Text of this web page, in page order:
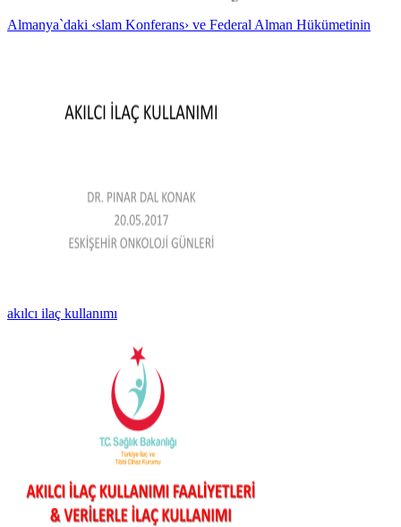
Almanya`daki ‹slam Konferans› ve Federal Alman Hükümetinin
akılcı ilaç kullanımı